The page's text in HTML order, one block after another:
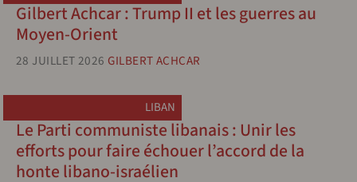
Gilbert Achcar : Trump II et les guerres au
Moyen-Orient
28 JUILLET 2026 GILBERT ACHCAR
LIBAN
Le Parti communiste libanais : Unir les
efforts pour faire échouer l’accord de la
honte libano-israélien